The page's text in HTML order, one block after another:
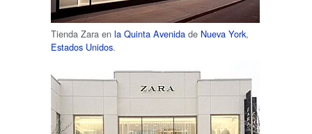
Tienda Zara en la Quinta Avenida de Nueva York,
Estados Unidos.